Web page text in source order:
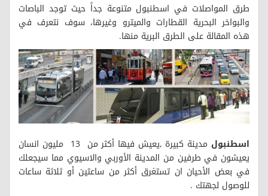
طرق المواصلات في اسطنبول متنوعة جداً حيث توجد الباصات
والبواخر البحرية القطارات والميترو وغيرها، سوف نتعرف في
هذه المقالة على الطرق البرية منها.
اسطنبول
مدينة كبيرة ,يعيش فيها أكثر من 13 مليون انسان
يعيشون في طرفين من المدينة الأوربي والاسيوي مما سيجعلك
في بعض الأحيان ان تستغرق أكثر من ساعتين أو ثلاثة ساعات
للوصول لجهتك .